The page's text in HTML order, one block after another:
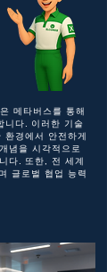
메타버스를 통해
니다. 이러한 기술
경에서 안전하게
념을 시각적으로
다. 또한, 전 세계
글로벌 협업 능력